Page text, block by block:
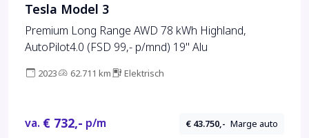
Tesla Model 3
Premium Long Range AWD 78 kWh Highland,
AutoPilot4.0 (FSD 99,- p/mnd) 19" Alu
2023 62.711 km Elektrisch
va. € 732,- p/m € 43.750,- Marge auto